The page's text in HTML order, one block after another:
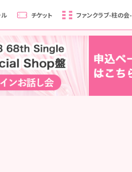
ル チケット ファンクラブ-柱の会-